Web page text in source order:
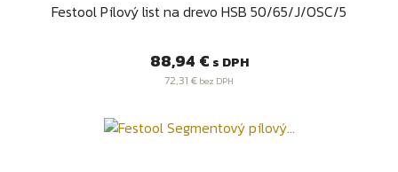
Festool Pílový list na drevo HSB 50/65/J/OSC/5
Cena
88,94 € s DPH
72,31 € bez DPH